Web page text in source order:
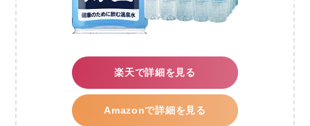
楽天で詳細を見る
Amazonで詳細を見る